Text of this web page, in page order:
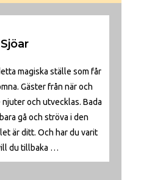
magiska ställe som får
Gäster från när och
och utvecklas. Bada
gå och ströva i den
är ditt. Och har du varit
du tillbaka …